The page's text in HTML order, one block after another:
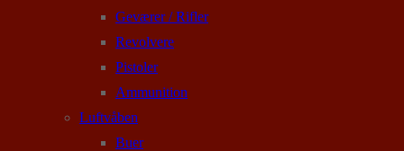
Geværer / Rifler
Revolvere
Pistoler
Ammunition
Luftvåben
Buer